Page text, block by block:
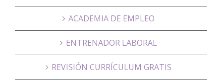
ACADEMIA DE EMPLEO
ENTRENADOR LABORAL
REVISIÓN CURRÍCULUM GRATIS